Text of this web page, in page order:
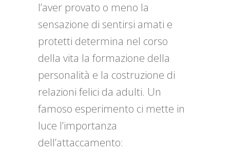
l’aver provato o meno la
sensazione di sentirsi amati e
protetti determina nel corso
della vita la formazione della
personalità e la costruzione di
relazioni felici da adulti. Un
famoso esperimento ci mette in
luce l’importanza
dell’attaccamento: